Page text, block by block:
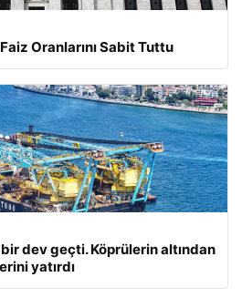
Oranlarını Sabit Tuttu
dev geçti. Köprülerin altından
yatırdı